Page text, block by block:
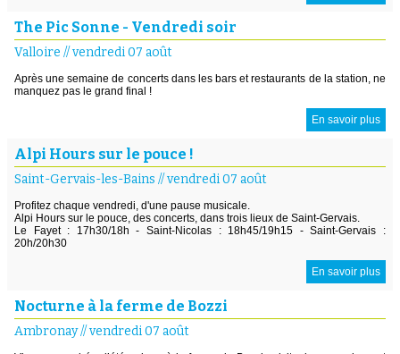
The Pic Sonne - Vendredi soir
Valloire //vendredi 07 août
Après une semaine de concerts dans les bars et restaurants de la station, ne
manquez pas le grand final !
En savoir plus
Alpi Hours sur le pouce !
Saint-Gervais-les-Bains //vendredi 07 août
Profitez chaque vendredi, d'une pause musicale.
Alpi Hours sur le pouce, des concerts, dans trois lieux de Saint-Gervais.
Le Fayet : 17h30/18h - Saint-Nicolas : 18h45/19h15 - Saint-Gervais :
20h/20h30
En savoir plus
Nocturne à la ferme de Bozzi
Ambronay//vendredi 07 août